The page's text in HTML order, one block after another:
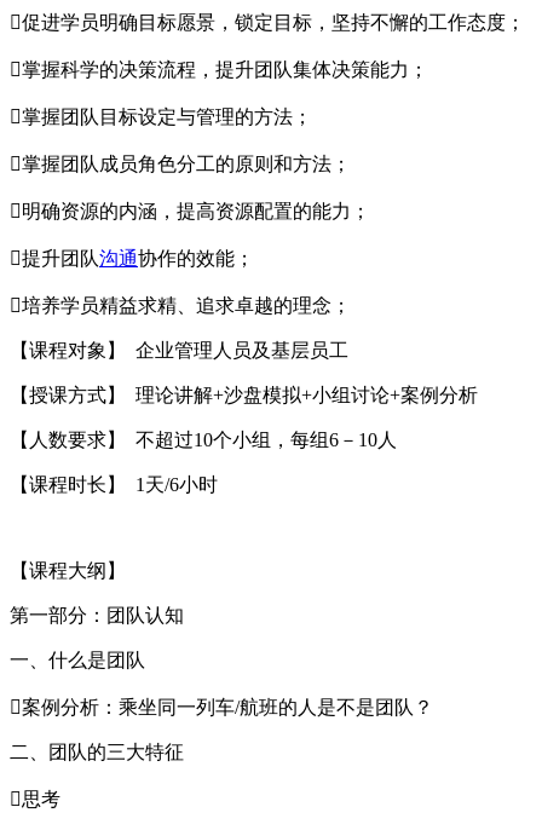
促进学员明确目标愿景，锁定目标，坚持不懈的工作态度；
掌握科学的决策流程，提升团队集体决策能力；
掌握团队目标设定与管理的方法；
掌握团队成员角色分工的原则和方法；
明确资源的内涵，提高资源配置的能力；
提升团队沟通协作的效能；
培养学员精益求精、追求卓越的理念；
【课程对象】 企业管理人员及基层员工
【授课方式】 理论讲解+沙盘模拟+小组讨论+案例分析
【人数要求】 不超过10个小组，每组6－10人
【课程时长】 1天/6小时
【课程大纲】
第一部分：团队认知
一、什么是团队
案例分析：乘坐同一列车/航班的人是不是团队？
二、团队的三大特征
思考